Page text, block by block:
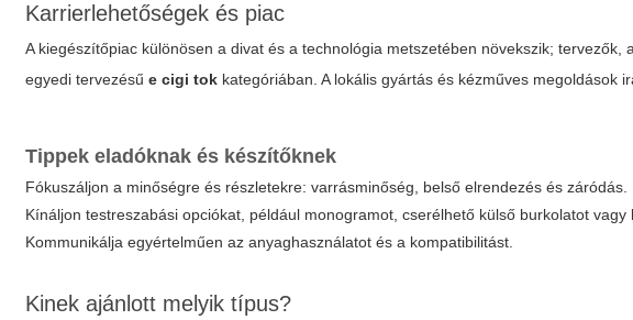
Karrierlehetőségek és piac
A kiegészítőpiac különösen a divat és a technológia metszetében növekszik;
egyedi tervezésűe cigi tok kategóriában. A lokális gyártás és kézműves megoldások
Tippek eladóknak és készítőknek
Fókuszáljon a minőségre és részletekre: varrásminőség, belső elrendezés és záródás.
Kínáljon testreszabási opciókat, például monogramot, cserélhető külső burkolatot vagy
Kommunikálja egyértelműen az anyaghasználatot és a kompatibilitást.
Kinek ajánlott melyik típus?